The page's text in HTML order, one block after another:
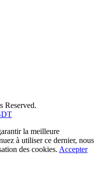
Reserved.
la meilleure
à utiliser ce dernier, nous
des cookies. Accepter